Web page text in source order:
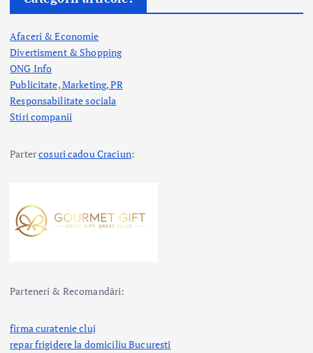
Afaceri & Economie
Divertisment & Shopping
ONG Info
Publicitate, Marketing, PR
Responsabilitate sociala
Stiri companii
Partercosuri cadou Craciun:
Parteneri & Recomandări:
firma curatenie cluj
repar frigidere la domiciliu Bucuresti